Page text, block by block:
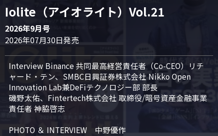
Iolite（アイオライト）Vol.21
2026年9月号
2026年07月30日発売
Interview Binance 共同最高経営責任者（Co-CEO）リチ
ャード・テン、SMBC日興証券株式会社 Nikko Open
Innovation Lab兼DeFiテクノロジー部 部長
磯野太佑、Fintertech株式会社 取締役/暗号資産金融事業
責任者 神脇啓志
PHOTO ＆ INTERVIEW　中野優作